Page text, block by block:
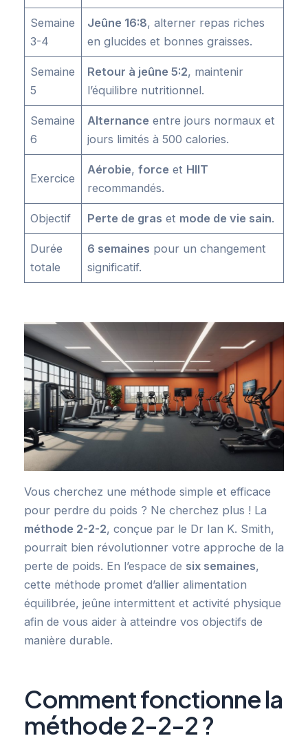
Semaine
3-4
Jeûne 16:8, alterner repas riches
en glucides et bonnes graisses.
Semaine
5
Retour à jeûne 5:2, maintenir
l’équilibre nutritionnel.
Semaine
6
Alternance entre jours normaux et
jours limités à 500 calories.
Exercice
Aérobie,force et HIIT
recommandés.
Objectif Perte de gras et mode de vie sain.
Durée
totale
6 semaines pour un changement
significatif.
Vous cherchez une méthode simple et efficace
pour perdre du poids ? Ne cherchez plus ! La
méthode 2-2-2, conçue par le Dr Ian K. Smith,
pourrait bien révolutionner votre approche de la
perte de poids. En l’espace de six semaines,
cette méthode promet d’allier alimentation
équilibrée, jeûne intermittent et activité physique
afin de vous aider à atteindre vos objectifs de
manière durable.
Comment fonctionne la
méthode 2-2-2 ?